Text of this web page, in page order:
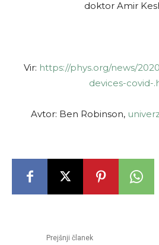
doktor Amir
Vir: https://phys.org/news/
devices-covid-
Avtor: Ben Robinson,
Prejšnji članek